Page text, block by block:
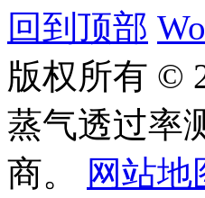
回到顶部
版权所有 ©
蒸气透过率
商。
网站地